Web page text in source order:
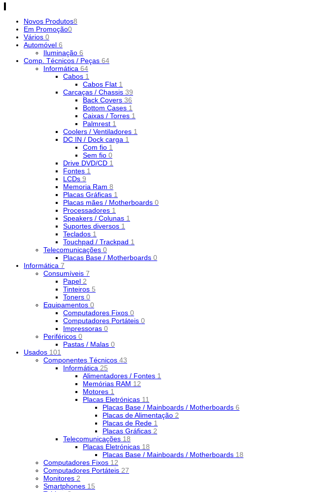
Novos Produtos8
Em Promoção0
Vários 0
Automóvel 6
Iluminação 6
Comp. Técnicos / Peças 64
Informática 64
Cabos 1
Cabos Flat 1
Carcaças / Chassis 39
Back Covers 36
Bottom Cases 1
Caixas / Torres 1
Palmrest 1
Coolers / Ventiladores 1
DC IN / Dock carga 1
Com fio 1
Sem fio 0
Drive DVD/CD 1
Fontes 1
LCDs 9
Memoria Ram 8
Placas Gráficas 1
Placas mães / Motherboards 0
Processadores 1
Speakers / Colunas 1
Suportes diversos 1
Teclados 1
Touchpad / Trackpad 1
Telecomunicações 0
Placas Base / Motherboards 0
Informática 7
Consumíveis 7
Papel 2
Tinteiros 5
Toners 0
Equipamentos 0
Computadores Fixos 0
Computadores Portáteis 0
Impressoras 0
Periféricos 0
Pastas / Malas 0
Usados 101
Componentes Técnicos 43
Informática 25
Alimentadores / Fontes 1
Memórias RAM 12
Motores 1
Placas Eletrónicas 11
Placas Base / Mainboards / Motherboards 6
Placas de Alimentação 2
Placas de Rede 1
Placas Gráficas 2
Telecomunicações 18
Placas Eletrónicas 18
Placas Base / Mainboards / Motherboards 18
Computadores Fixos 12
Computadores Portáteis 27
Monitores 2
Smartphones 15